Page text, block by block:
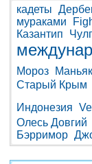
кадеты
мураками
Казантип
Мороз
Маньяк
Старый Крым
Индонезия
Олесь Довгий
Бэрримор